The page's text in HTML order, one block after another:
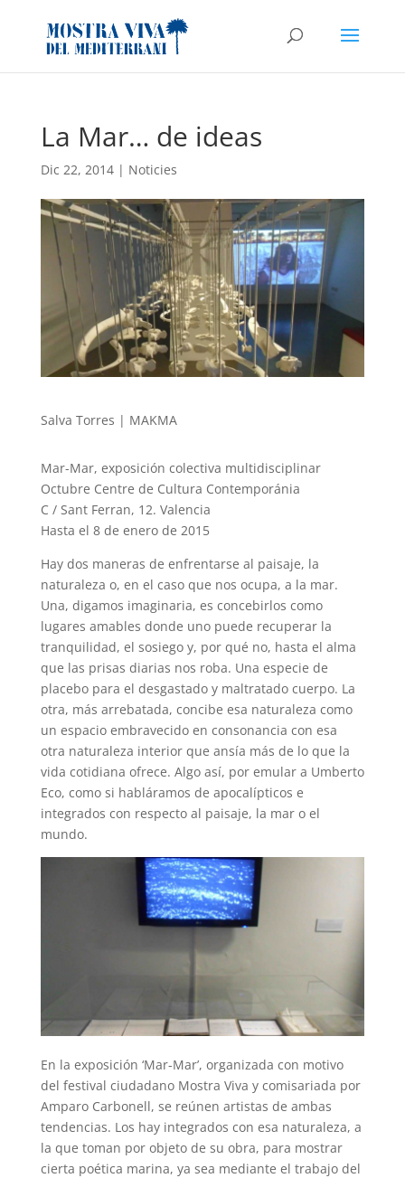
La Mar… de ideas
Dic 22, 2014| Noticies
Salva Torres | MAKMA
Mar-Mar, exposición colectiva multidisciplinar
Octubre Centre de Cultura Contemporánia
C / Sant Ferran, 12. Valencia
Hasta el 8 de enero de 2015
Hay dos maneras de enfrentarse al paisaje, la
naturaleza o, en el caso que nos ocupa, a la mar.
Una, digamos imaginaria, es concebirlos como
lugares amables donde uno puede recuperar la
tranquilidad, el sosiego y, por qué no, hasta el alma
que las prisas diarias nos roba. Una especie de
placebo para el desgastado y maltratado cuerpo. La
otra, más arrebatada, concibe esa naturaleza como
un espacio embravecido en consonancia con esa
otra naturaleza interior que ansía más de lo que la
vida cotidiana ofrece. Algo así, por emular a Umberto
Eco, como si habláramos de apocalípticos e
integrados con respecto al paisaje, la mar o el
mundo.
En la exposición ‘Mar-Mar’, organizada con motivo
del festival ciudadano Mostra Viva y comisariada por
Amparo Carbonell, se reúnen artistas de ambas
tendencias. Los hay integrados con esa naturaleza, a
la que toman por objeto de su obra, para mostrar
cierta poética marina, ya sea mediante el trabajo del